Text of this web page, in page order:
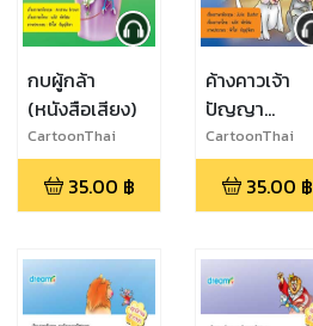
กบผู้กล้า
(หนังสือเสียง)
CartoonThai
Studio
35.00 ฿
ค้างคาวเจ้า
ปัญญา
(หนังสือเสียง)
CartoonThai
Studio
35.00 ฿